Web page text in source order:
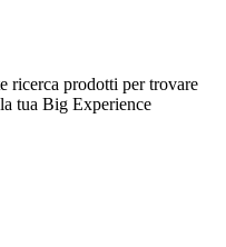
ricerca prodotti per trovare
tua Big Experience